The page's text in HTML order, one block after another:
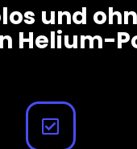
und
Helium-